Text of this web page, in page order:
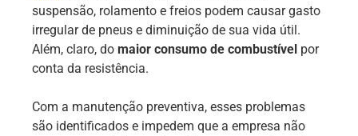
suspensão, rolamento e freios podem causar gasto
irregular de pneus e diminuição de sua vida útil.
Além, claro, do maior consumo de combustível por
conta da resistência.
Com a manutenção preventiva, esses problemas
são identificados e impedem que a empresa não